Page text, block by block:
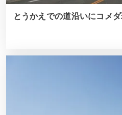
とうかえでの道沿いにコメ